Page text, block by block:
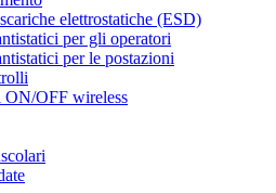
elettrostatiche (ESD)
per gli operatori
per le postazioni
OFF wireless